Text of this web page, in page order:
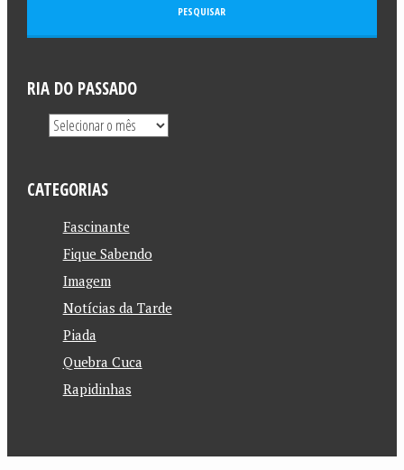
RIA DO PASSADO
CATEGORIAS
Fascinante
Fique Sabendo
Imagem
Notícias da Tarde
Piada
Quebra Cuca
Rapidinhas